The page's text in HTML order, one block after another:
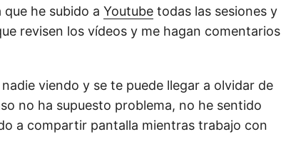
he subido a Youtube todas las sesiones y
revisen los vídeos y me hagan comentarios
viendo y se te puede llegar a olvidar de
no ha supuesto problema, no he sentido
a compartir pantalla mientras trabajo con